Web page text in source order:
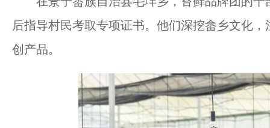
后指导村民考取专项证书。他们深挖畲乡文化
创产品。